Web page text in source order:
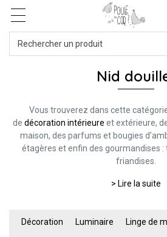
Nid
Vous trouverez dans cette
de décoration intérieure et extérieure,
maison, des parfums et bougies
étagères et enfin des gourmandises
friandises.
> Lire la suite
Décoration Luminaire Linge de